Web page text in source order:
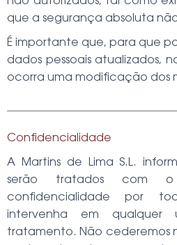
que a segurança absoluta
É importante que, para que
dados pessoais atualizados,
ocorra uma modificação dos
Confidencialidade
A Martins de Lima S.L.
serão tratados com
confidencialidade por
intervenha em
tratamento. Não cederemos